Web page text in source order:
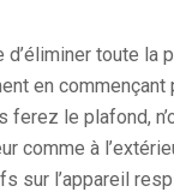
toute
en
le plafond,
à
sur l’appareil